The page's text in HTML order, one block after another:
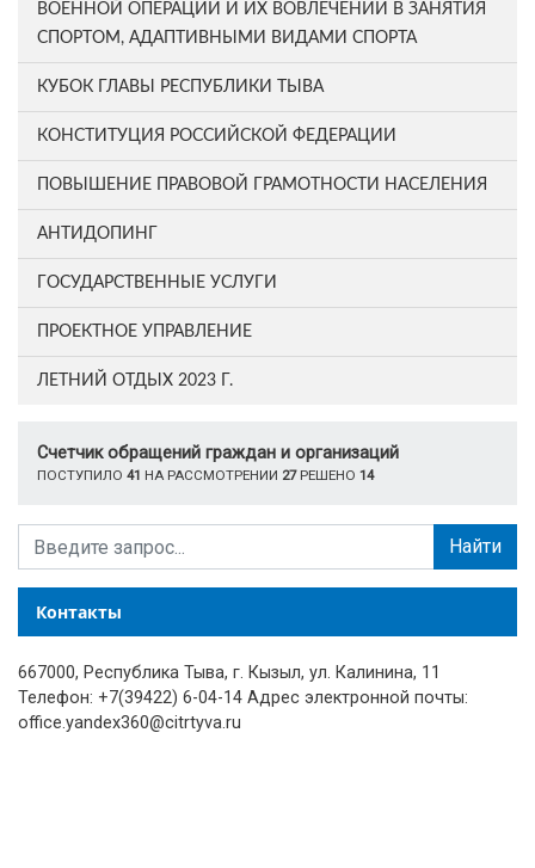
ВОЕННОЙ ОПЕРАЦИИ И ИХ ВОВЛЕЧЕНИИ В ЗАНЯТИЯ
СПОРТОМ, АДАПТИВНЫМИ ВИДАМИ СПОРТА
КУБОК ГЛАВЫ РЕСПУБЛИКИ ТЫВА
КОНСТИТУЦИЯ РОССИЙСКОЙ ФЕДЕРАЦИИ
ПОВЫШЕНИЕ ПРАВОВОЙ ГРАМОТНОСТИ НАСЕЛЕНИЯ
АНТИДОПИНГ
ГОСУДАРСТВЕННЫЕ УСЛУГИ
ПРОЕКТНОЕ УПРАВЛЕНИЕ
ЛЕТНИЙ ОТДЫХ 2023 Г.
Счетчик обращений граждан и организаций
ПОСТУПИЛО 41 НА РАССМОТРЕНИИ 27РЕШЕНО 14
Найти
Контакты
667000, Республика Тыва, г. Кызыл, ул. Калинина, 11
Телефон: +7(39422) 6-04-14 Адрес электронной почты:
office.yandex360@citrtyva.ru